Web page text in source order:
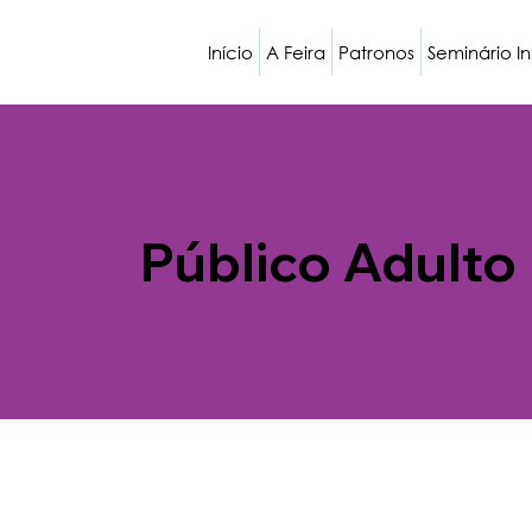
Início A Feira Patronos Seminário
Público Adulto